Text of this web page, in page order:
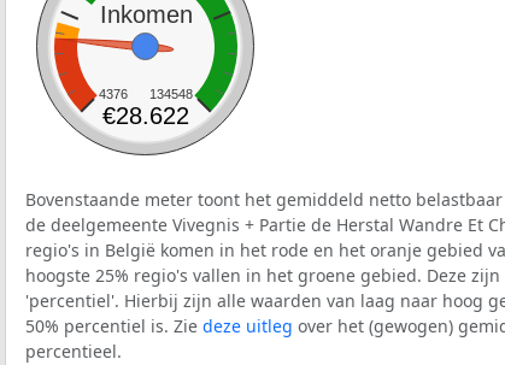
Inkomen
4376 134548
€28.622
Bovenstaande meter toont het gemiddeld netto
de deelgemeente Vivegnis + Partie de Herstal Wandre Et
regio's in België komen in het rode en het oranje gebied
hoogste 25% regio's vallen in het groene gebied. Deze
'percentiel'. Hierbij zijn alle waarden van laag naar hoog
50% percentiel is. Zie deze uitleg over het (gewogen)
percentieel.